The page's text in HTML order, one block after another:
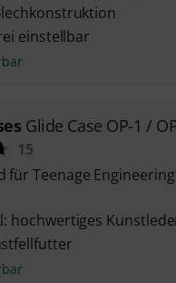
einstellbar
Glide Case OP-1 /
15
für Teenage Engineering
hochwertiges